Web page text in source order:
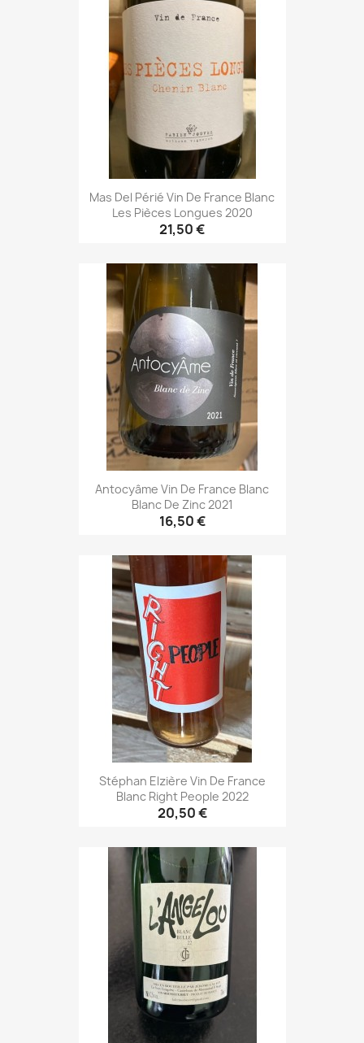
Mas Del Périé Vin De France Blanc
Les Pièces Longues 2020
21,50 €
Antocyâme Vin De France Blanc
Blanc De Zinc 2021
16,50 €
Stéphan Elzière Vin De France
Blanc Right People 2022
20,50 €